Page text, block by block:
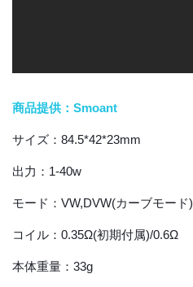
商品提供：Smoant
サイズ：84.5*42*23mm
出力：1-40w
モード：VW,DVW(カーブモード)
コイル：0.35Ω(初期付属)/0.6Ω
本体重量：33g